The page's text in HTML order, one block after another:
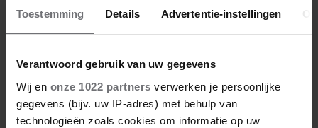
Toestemming Details Advertentie-instellingen
Verantwoord gebruik van uw gegevens
Wij en onze 1022 partners verwerken je persoonlijke
gegevens (bijv. uw IP-adres) met behulp van
technologieën zoals cookies om informatie op uw
30 mei 2025
DEENSE PRINSENTWEELING
SCHITTERT OP NIEUWE FOTO’S
Het Deense koningshuis heeft vrijdag splinternieuwe